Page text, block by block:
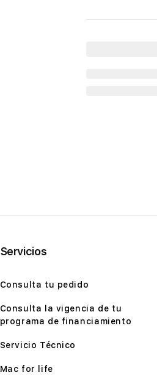
Servicios
Consulta tu pedido
Consulta la vigencia de tu
programa de financiamiento
Servicio Técnico
Mac for life